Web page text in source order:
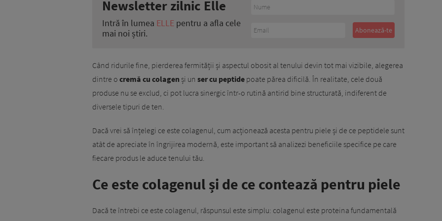
Newsletter zilnic Elle
Intră în lumea ELLE pentru a afla cele
mai noi știri.
Când ridurile fine, pierderea fermității și aspectul obosit al tenului devin tot mai vizibile, alegerea
dintre o cremă cu colagen și un ser cu peptide poate părea dificilă. În realitate, cele două
produse nu se exclud, ci pot lucra sinergic într-o rutină antirid bine structurată, indiferent de
diversele tipuri de ten.
Dacă vrei să înțelegi ce este colagenul, cum acționează acesta pentru piele și de ce peptidele sunt
atât de apreciate în îngrijirea modernă, este important să analizezi beneficiile specifice pe care
fiecare produs le aduce tenului tău.
Ce este colagenul și de ce contează pentru piele
Dacă te întrebi ce este colagenul, răspunsul este simplu: colagenul este proteina fundamentală